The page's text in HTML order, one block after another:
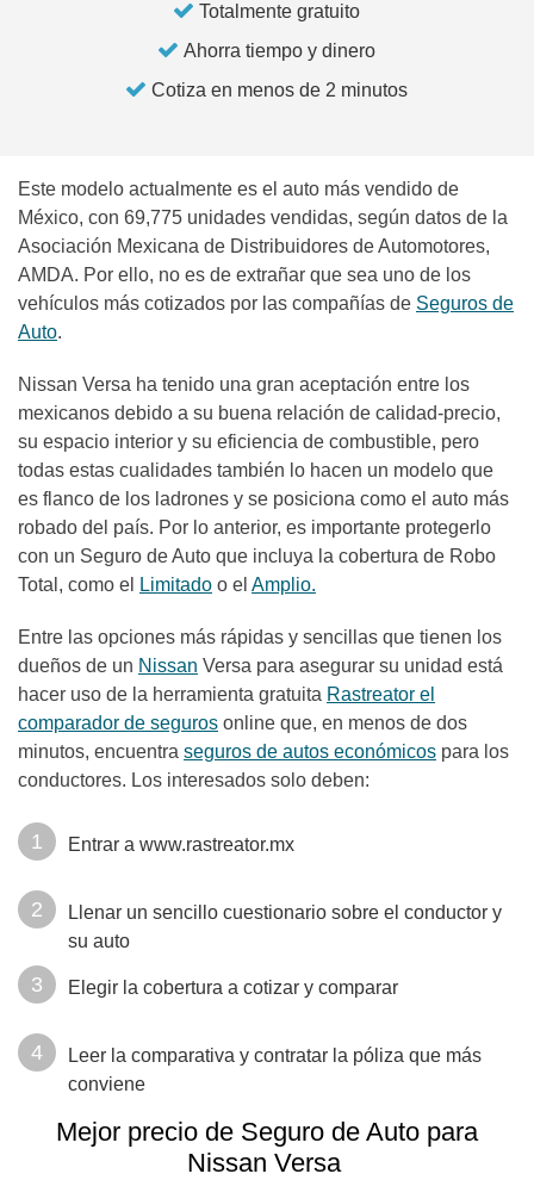
Totalmente gratuito
Ahorra tiempo y dinero
Cotiza en menos de 2 minutos
Este modelo actualmente es el auto más vendido de
México, con 69,775 unidades vendidas, según datos de la
Asociación Mexicana de Distribuidores de Automotores,
AMDA. Por ello, no es de extrañar que sea uno de los
vehículos más cotizados por las compañías de Seguros de
Auto.
Nissan Versa ha tenido una gran aceptación entre los
mexicanos debido a su buena relación de calidad-precio,
su espacio interior y su eficiencia de combustible, pero
todas estas cualidades también lo hacen un modelo que
es flanco de los ladrones y se posiciona como el auto más
robado del país. Por lo anterior, es importante protegerlo
con un Seguro de Auto que incluya la cobertura de Robo
Total, como el
Limitado o el Amplio.
Entre las opciones más rápidas y sencillas que tienen los
dueños de un Nissan Versa para asegurar su unidad está
hacer uso de la herramienta gratuita Rastreator el
comparador de seguros online que, en menos de dos
minutos, encuentra seguros de autos económicos para los
conductores. Los interesados solo deben:
Entrar a www.rastreator.mx
Llenar un sencillo cuestionario sobre el conductor y
su auto
Elegir la cobertura a cotizar y comparar
Leer la comparativa y contratar la póliza que más
conviene
Mejor precio de Seguro de Auto para
Nissan Versa